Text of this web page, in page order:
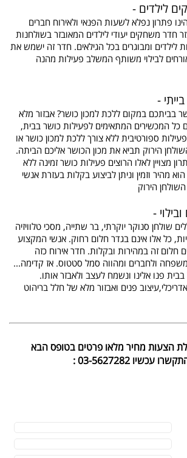
לילדים -
פתרון נפלא לשעות הפנאי ולאירוח חברים
חדר משחקים יעודי לילדים המאובזר בשולחנות
לילדים ומבוגרים בכל הגילאים. חדר זה ישמש את
לבילוי משותף המשלב פעילות מהנה
-
בביתכם במקום ללכת למכון כושר? אבזור מלא
כל המכשירים המתאימים לפעילות כושר בבית,
ספורטיבית ללא צורך ללכת למכון כושר או
הירוק תביא את מכון הכושר אליכם הביתה.
מצויין לאלו הרוצים פעילות כושר זמינה ללא
מהיר וזמין וניתן לביצוע בקלות בעזרת אנשי
הירוק
-
שולחן סנוקר יוקרתי, בר שתייה, מסכי טלוויזיה
כל אלו אינם בגדר חלום רחוק. אנשי המקצוע
חלום זה במהירות ובקלות. חדר אירוח כזה
ולחברים ומהווה סמל סטטוס. אז קדימה...
פנו אלינו ונשמח לעצב ולאבזר אותו.
פנים ואבזור מלא של חלל בריהוט
הצעות מחיר מלאו פרטים בטופס הבא
עכשיו 03-5627282 :